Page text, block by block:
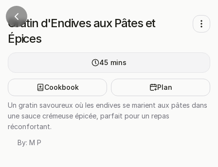
Gratin d'Endives aux Pâtes et
Épices
45 mins
Cookbook Plan
Un gratin savoureux où les endives se marient aux pâtes dans
une sauce crémeuse épicée, parfait pour un repas
réconfortant.
By: M P